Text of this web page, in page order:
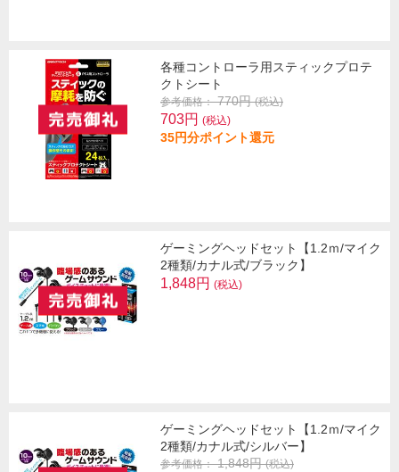
各種コントローラ用スティックプロテ
クトシート
参考価格： 770円(税込)
703円 (税込)
35円分ポイント還元
ゲーミングヘッドセット【1.2ｍ/マイク
2種類/カナル式/ブラック】
1,848円 (税込)
ゲーミングヘッドセット【1.2ｍ/マイク
2種類/カナル式/シルバー】
参考価格： 1,848円(税込)